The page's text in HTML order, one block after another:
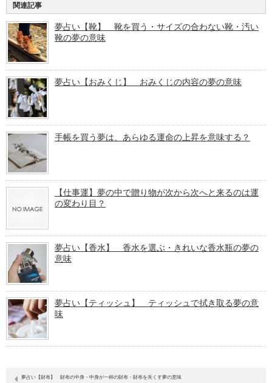
関連記事
夢占い【靴】 靴を買う・サイズの合わない靴・汚い
靴の夢の意味
夢占い【おみくじ】 おみくじの内容の夢の意味
手帳を買う夢は、あらゆる運命の上昇を意味する？
【仕事運】夢の中で贈り物が次から次へと来るのは運
の変わり目？
夢占い【香水】 香水を選ぶ・きれいな香水瓶の夢の
意味
夢占い【ティッシュ】 ティッシュで拭き取る夢の意
味
夢占い【財布】 財布の中身・中身が一杯の財布・財布を失くす夢の意味